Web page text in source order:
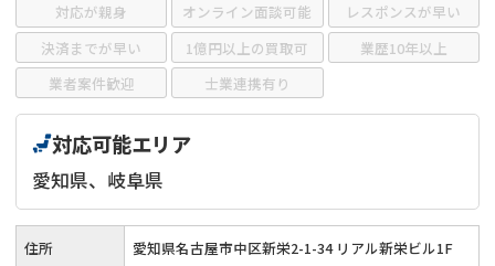
アンケート調査
対応が親身 オンライン面談可能
レスポンスが早い
決済までが早い
1億円以上の買取可
業歴10年以上
業者案件歓迎
士業連携有り
対応可能エリア
愛知県、岐阜県
住所 愛知県名古屋市中区新栄2-1-34 リアル新栄ビル1F